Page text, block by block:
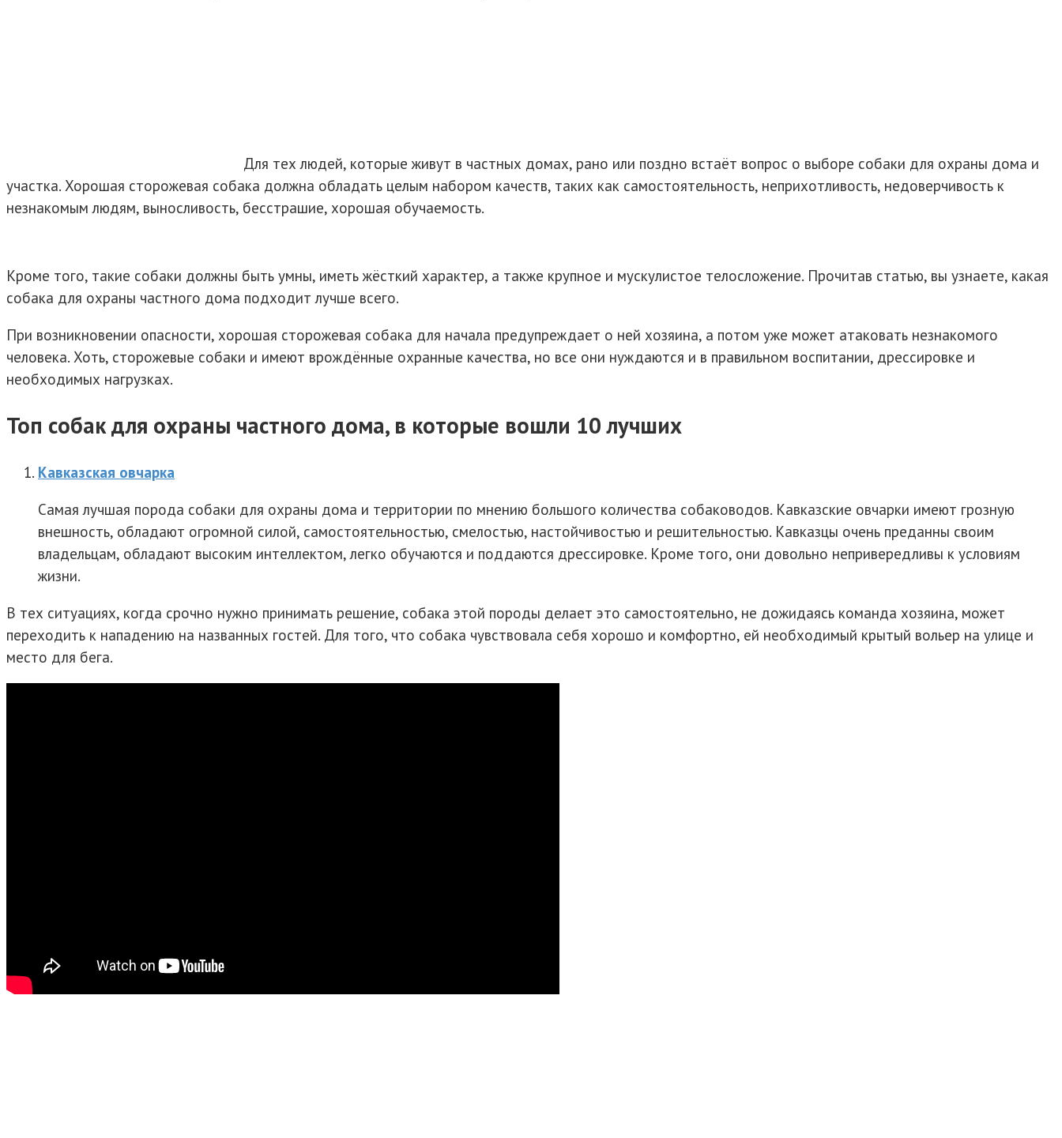
Для тех людей, которые живут в частных домах, рано или поздно встаёт вопрос о выборе собаки для охраны дома и
участка. Хорошая сторожевая собака должна обладать целым набором качеств, таких как самостоятельность, неприхотливость, недоверчивость к
незнакомым людям, выносливость, бесстрашие, хорошая обучаемость.
Кроме того, такие собаки должны быть умны, иметь жёсткий характер, а также крупное и мускулистое телосложение. Прочитав статью, вы узнаете, какая
собака для охраны частного дома подходит лучше всего.
При возникновении опасности, хорошая сторожевая собака для начала предупреждает о ней хозяина, а потом уже может атаковать незнакомого
человека. Хоть, сторожевые собаки и имеют врождённые охранные качества, но все они нуждаются и в правильном воспитании, дрессировке и
необходимых нагрузках.
Топ собак для охраны частного дома, в которые вошли 10 лучших
Кавказская овчарка
Самая лучшая порода собаки для охраны дома и территории по мнению большого количества собаководов. Кавказские овчарки имеют грозную
внешность, обладают огромной силой, самостоятельностью, смелостью, настойчивостью и решительностью. Кавказцы очень преданны своим
владельцам, обладают высоким интеллектом, легко обучаются и поддаются дрессировке. Кроме того, они довольно непривередливы к условиям
жизни.
В тех ситуациях, когда срочно нужно принимать решение, собака этой породы делает это самостоятельно, не дожидаясь команда хозяина, может
переходить к нападению на названных гостей. Для того, что собака чувствовала себя хорошо и комфортно, ей необходимый крытый вольер на улице и
место для бега.